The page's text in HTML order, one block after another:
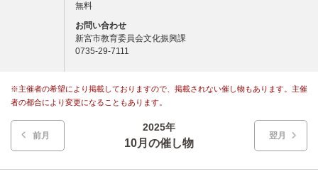
無料
お問い合わせ
新宮市教育委員会文化振興課
0735-29-7111
※主催者の希望により掲載しておりますので、掲載されない催し物もあります。主催
者の都合により変更になることもあります。
翌月
前月
2025年
10月の催し物